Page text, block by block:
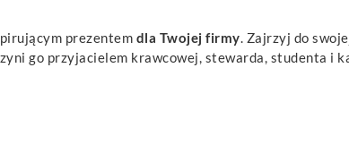
prezentem dla Twojej firmy. Zajrzyj do
go przyjacielem krawcowej, stewarda, studenta i